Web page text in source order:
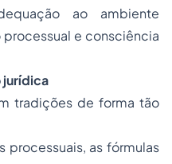
ao ambiente
e consciência
jurídica
tradições de forma tão
processuais, as fórmulas